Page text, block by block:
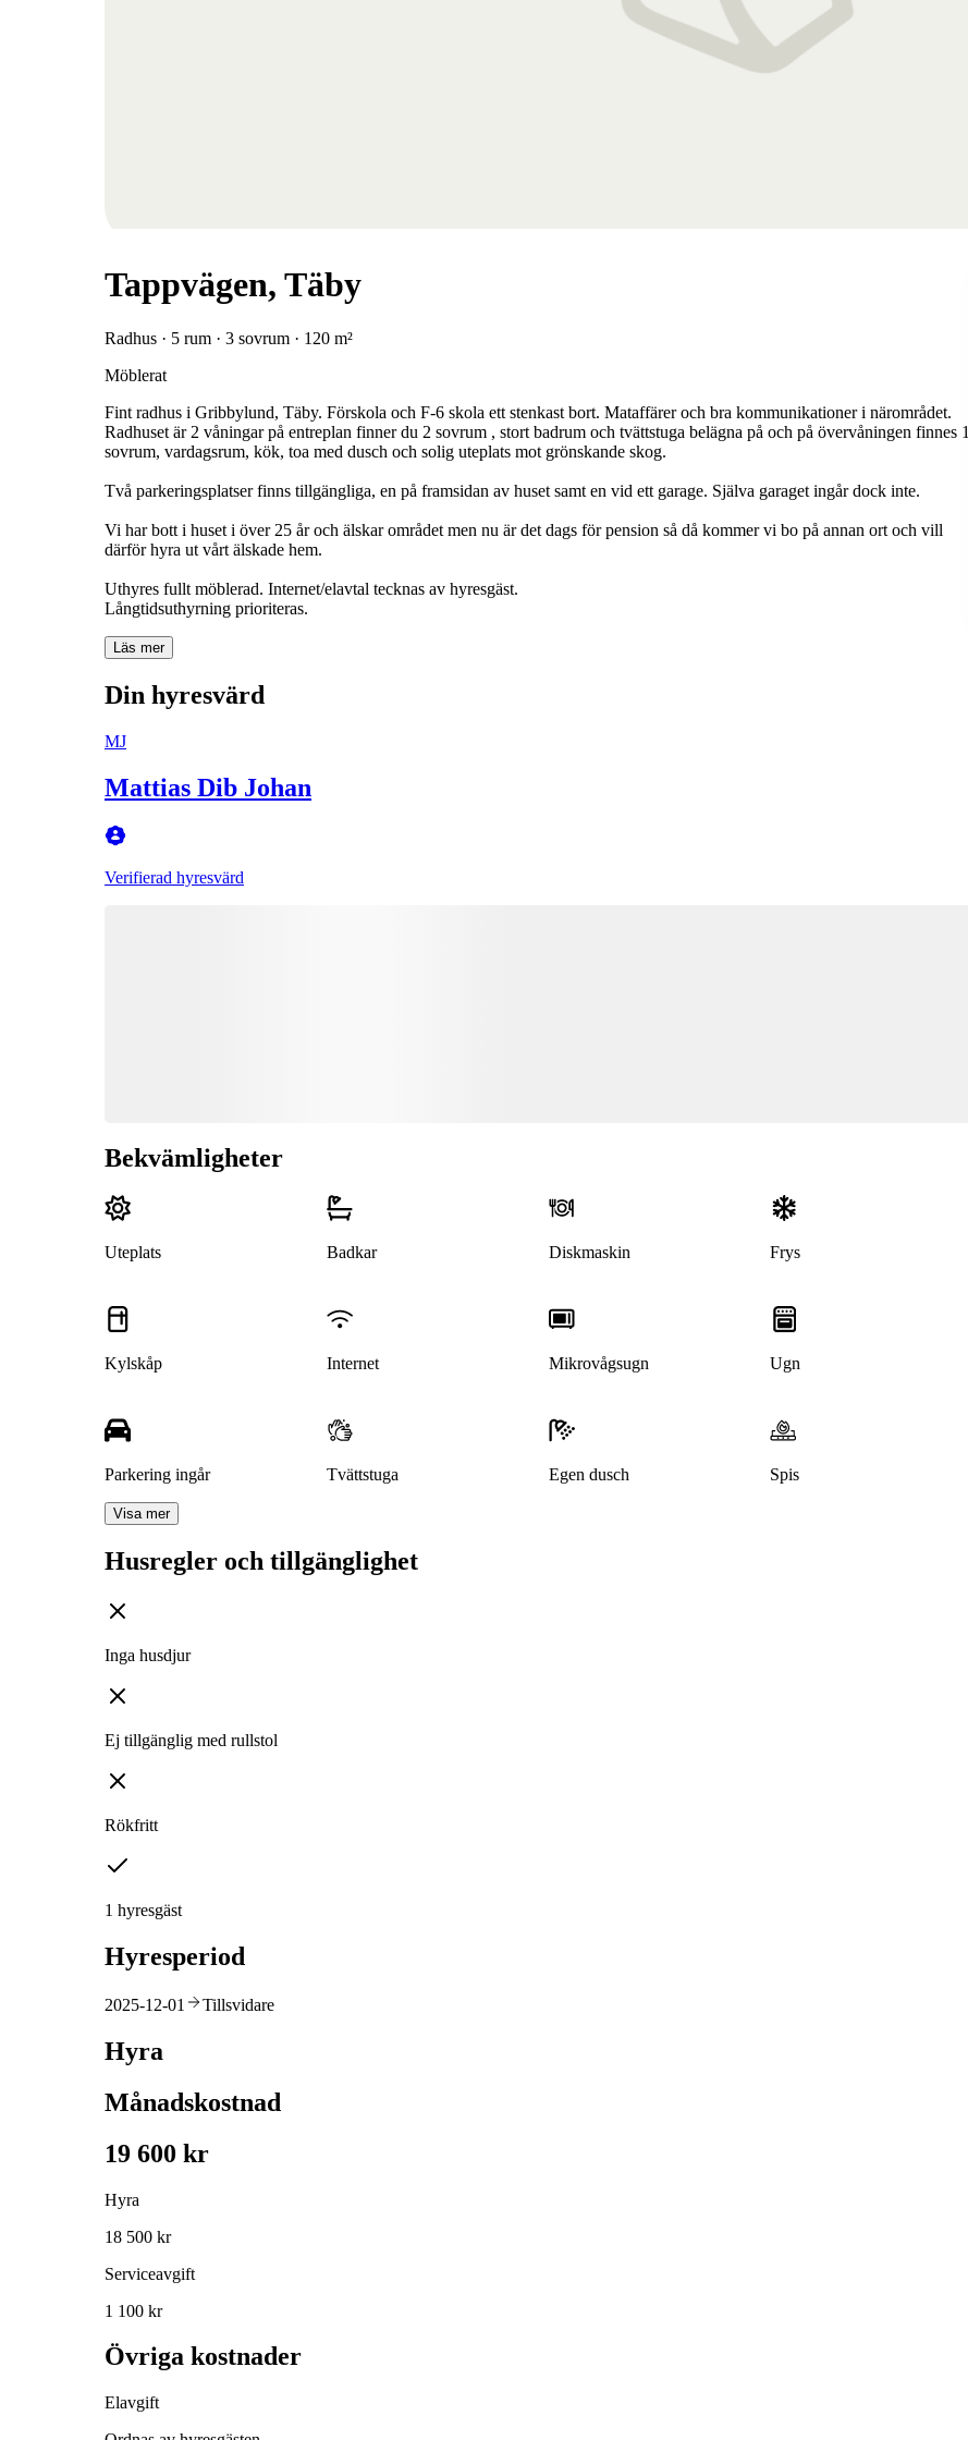
Denna bostad är borttagen
Tappvägen, Täby
Radhus · 5 rum · 3 sovrum · 120 m²
Möblerat
Fint radhus i Gribbylund, Täby. Förskola och F-6 skola ett stenkast bort. Mataffärer och bra kommunikationer i närområdet.
Radhuset är 2 våningar på entreplan finner du 2 sovrum , stort badrum och tvättstuga belägna på och på övervåningen finnes 1
sovrum, vardagsrum, kök, toa med dusch och solig uteplats mot grönskande skog.
Två parkeringsplatser finns tillgängliga, en på framsidan av huset samt en vid ett garage. Själva garaget ingår dock inte.
Vi har bott i huset i över 25 år och älskar området men nu är det dags för pension så då kommer vi bo på annan ort och vill
därför hyra ut vårt älskade hem.
Uthyres fullt möblerad. Internet/elavtal tecknas av hyresgäst.
Långtidsuthyrning prioriteras.
Läs mer
Din hyresvärd
MJ
Mattias Dib Johan
Verifierad hyresvärd
Bekvämligheter
Uteplats Badkar Diskmaskin Frys
Kylskåp Internet Mikrovågsugn Ugn
Parkering ingår Tvättstuga Egen dusch Spis
Visa mer
Husregler och tillgänglighet
Inga husdjur
Ej tillgänglig med rullstol
Rökfritt
1 hyresgäst
Hyresperiod
2025-12-01 Tillsvidare
Hyra
Månadskostnad
19 600 kr
Hyra
18 500 kr
Serviceavgift
1 100 kr
Övriga kostnader
Elavgift